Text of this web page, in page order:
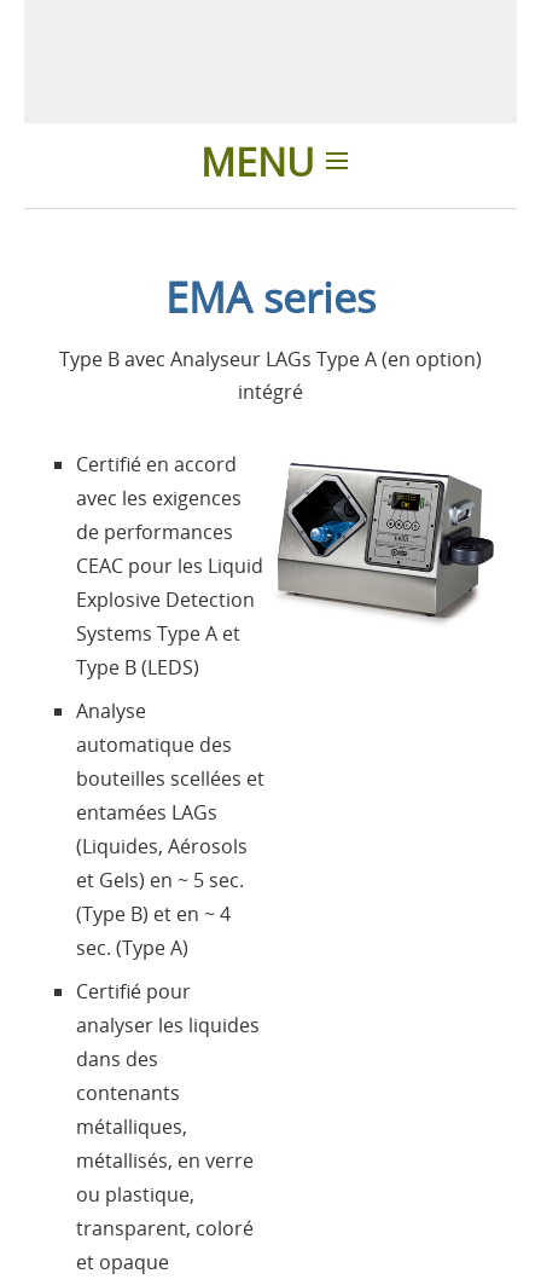
MENU
Applications
Produits
Présentation
Contacts
Login
Langue
EMA series
Type B avec Analyseur LAGs Type A (en option)
intégré
Certifié en accord
avec les exigences
de performances
CEAC pour les Liquid
Explosive Detection
Systems Type A et
Type B (LEDS)
Analyse
automatique des
bouteilles scellées et
entamées LAGs
(Liquides, Aérosols
et Gels) en ~ 5 sec.
(Type B) et en ~ 4
sec. (Type A)
Certifié pour
analyser les liquides
dans des
contenants
métalliques,
métallisés, en verre
ou plastique,
transparent, coloré
et opaque